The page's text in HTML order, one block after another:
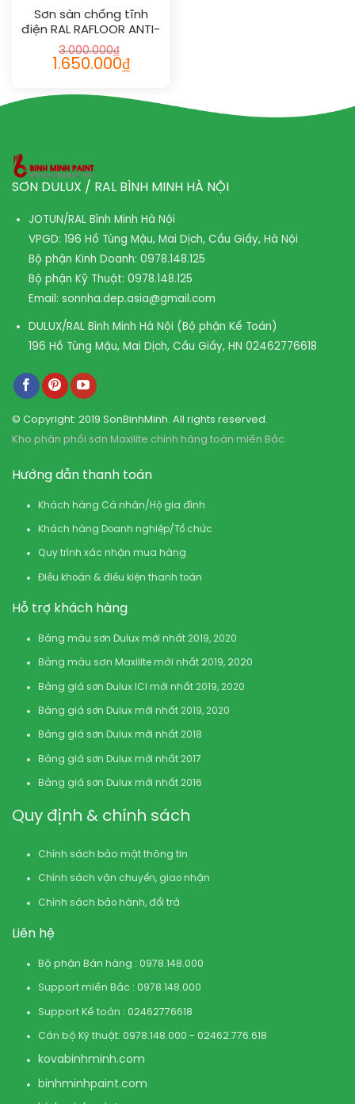
Sơn sàn chống tĩnh
điện RAL RAFLOOR ANTI-
STATIC 1024
3.000.000₫
1.650.000₫
SƠN DULUX / RAL BÌNH MINH HÀ NỘI
JOTUN/RAL Bình Minh Hà Nội
VPGD: 196 Hồ Tùng Mậu, Mai Dịch, Cầu Giấy, Hà Nội
Bộ phận Kinh Doanh: 0978.148.125
Bộ phận Kỹ Thuật: 0978.148.125
Email: sonnha.dep.asia@gmail.com
DULUX/RAL Bình Minh Hà Nội (Bộ phận Kế Toán)
196 Hồ Tùng Mậu, Mai Dịch, Cầu Giấy, HN 02462776618
© Copyright: 2019 SonBinhMinh. All rights reserved.
Kho phân phối sơn Maxilite chính hãng toàn miền Bắc
Hướng dẫn thanh toán
Khách hàng Cá nhân/Hộ gia đình
Khách hàng Doanh nghiệp/Tổ chức
Quy trình xác nhận mua hàng
Điều khoản & điều kiện thanh toán
Hỗ trợ khách hàng
Bảng màu sơn Dulux mới nhất 2019, 2020
Bảng màu sơn Maxilite mới nhất 2019, 2020
Bảng giá sơn Dulux ICI mới nhất 2019, 2020
Bảng giá sơn Dulux mới nhất 2019, 2020
Bảng giá sơn Dulux mới nhất 2018
Bảng giá sơn Dulux mới nhất 2017
Bảng giá sơn Dulux mới nhất 2016
Quy định & chính sách
Chính sách bảo mật thông tin
Chính sách vận chuyển, giao nhận
Chính sách bảo hành, đổi trả
Liên hệ
Bộ phận Bán hàng : 0978.148.000
Support miền Bắc : 0978.148.000
Support Kế toán : 02462776618
Cán bộ Kỹ thuật: 0978.148.000 - 02462.776.618
kovabinhminh.com
binhminhpaint.com